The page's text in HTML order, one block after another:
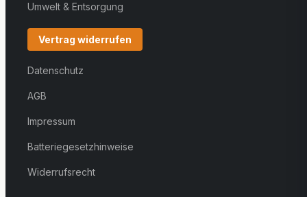
Umwelt & Entsorgung
Vertrag widerrufen
Datenschutz
AGB
Impressum
Batteriegesetzhinweise
Widerrufsrecht